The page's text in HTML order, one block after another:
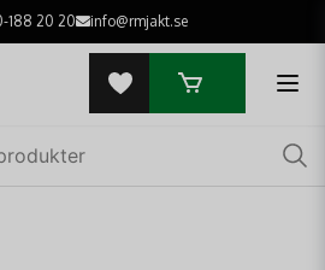
188 20 20 info@rmjakt.se